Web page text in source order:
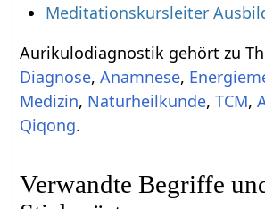
Meditationskursleiter
Aurikulodiagnostik gehört zu
Diagnose,Anamnese,
Medizin, Naturheilkunde,TCM,
Qiqong.
Verwandte Begriffe